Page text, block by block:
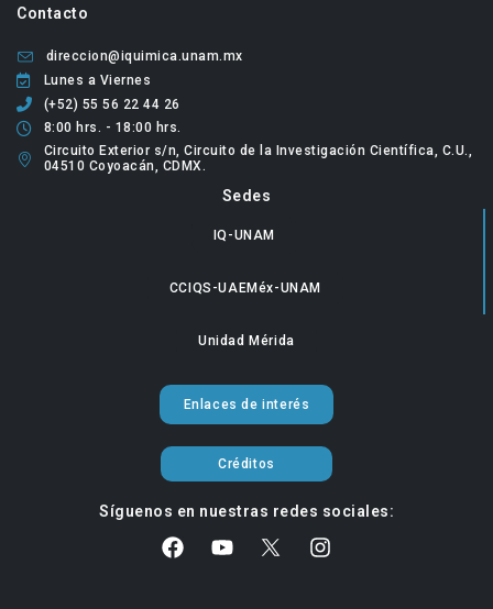
Contacto
direccion@iquimica.unam.mx
Lunes a Viernes
(+52) 55 56 22 44 26
8:00 hrs. - 18:00 hrs.
Circuito Exterior s/n, Circuito de la Investigación Científica, C.U.,
04510 Coyoacán, CDMX.
Sedes
IQ-UNAM
CCIQS-UAEMéx-UNAM
Unidad Mérida
Enlaces de interés
Créditos
Síguenos en nuestras redes sociales: